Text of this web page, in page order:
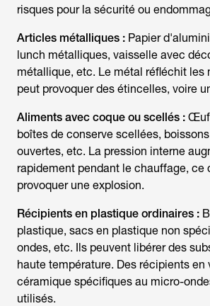
risques pour la sécurité ou
Articles métalliques : Papier
lunch métalliques, vaisselle avec
métallique, etc. Le métal réfléchit les
peut provoquer des étincelles, voire
Aliments avec coque ou scellés :
boîtes de conserve scellées,
ouvertes, etc. La pression interne
rapidement pendant le chauffage, ce
provoquer une explosion.
Récipients en plastique ordinaires :
plastique, sacs en plastique non
ondes, etc. Ils peuvent libérer des
haute température. Des récipients en
céramique spécifiques au micro-
utilisés.